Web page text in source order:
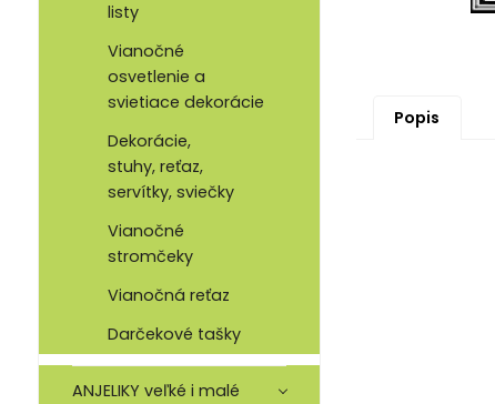
listy
Vianočné
osvetlenie a
svietiace dekorácie
Dekorácie,
stuhy, reťaz,
servítky, sviečky
Vianočné
stromčeky
Vianočná reťaz
Darčekové tašky
ANJELIKY veľké i malé
Popis